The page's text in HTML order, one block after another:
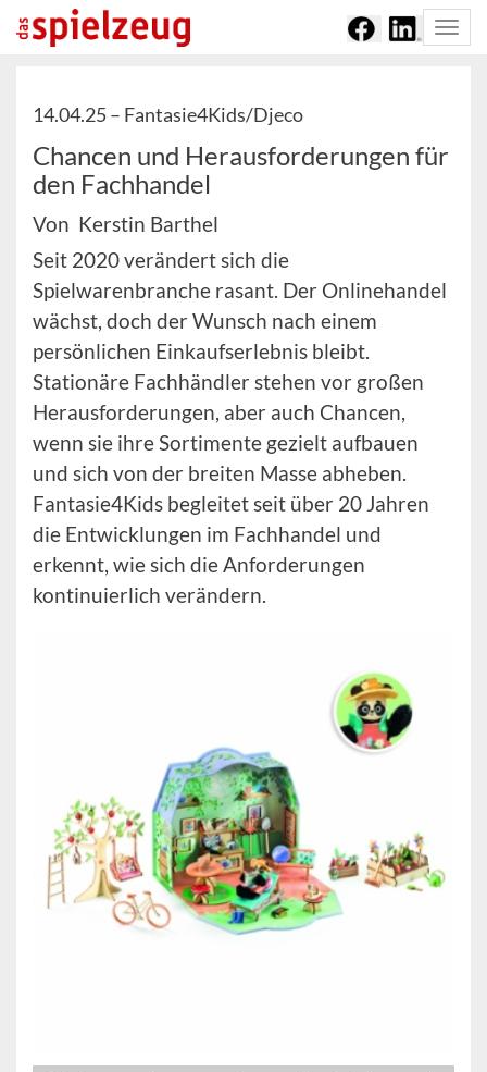
14.04.25 – Fantasie4Kids/Djeco
Chancen und Herausforderungen für
den Fachhandel
Von Kerstin Barthel
Seit 2020 verändert sich die
Spielwarenbranche rasant. Der Onlinehandel
wächst, doch der Wunsch nach einem
persönlichen Einkaufserlebnis bleibt.
Stationäre Fachhändler stehen vor großen
Herausforderungen, aber auch Chancen,
wenn sie ihre Sortimente gezielt aufbauen
und sich von der breiten Masse abheben.
Fantasie4Kids begleitet seit über 20 Jahren
die Entwicklungen im Fachhandel und
erkennt, wie sich die Anforderungen
kontinuierlich verändern.